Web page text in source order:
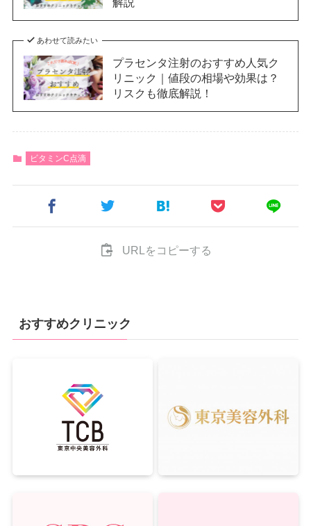
あわせて読みたい
プラセンタ注射のおすすめ人気ク
リニック｜値段の相場や効果は？
リスクも徹底解説！
ビタミンC点滴
URLをコピーする
おすすめクリニック